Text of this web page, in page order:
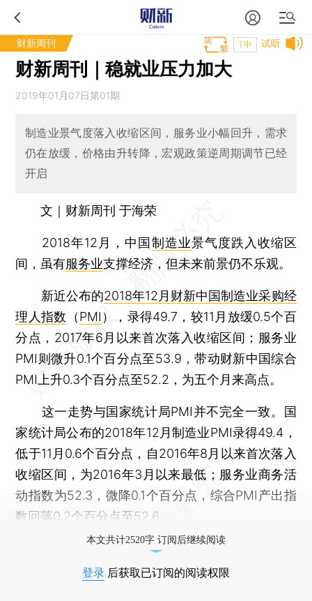
财新周刊 试听
T中
财新周刊｜稳就业压力加大
2019年01月07日第01期
制造业景气度落入收缩区间，服务业小幅回升，需求
仍在放缓，价格由升转降，宏观政策逆周期调节已经
开启
文｜财新周刊 于海荣
2018年12月，中国 制造业景气度跌入收缩区
间，虽有服务业支撑经济，但未来前景仍不乐观。
新近公布的2018年12月财新中国制造业采购经
理人指数 （PMI ），录得49.7，较11月放缓0.5个百
分点，2017年6月以来首次落入收缩区间；服务业
PMI则微升0.1个百分点至53.9，带动财新中国综合
PMI上升0.3个百分点至52.2，为五个月来高点。
这一走势与国家统计局PMI并不完全一致。国
家统计局公布的2018年12月制造业PMI录得49.4，
低于11月0.6个百分点，自2016年8月以来首次落入
收缩区间，为2016年3月以来最低；服务业商务活
动指数为52.3，微降0.1个百分点，综合PMI产出指
数回落0.2个百分点至52.6。
本文共计2520字 订阅后继续阅读
登录 后获取已订阅的阅读权限